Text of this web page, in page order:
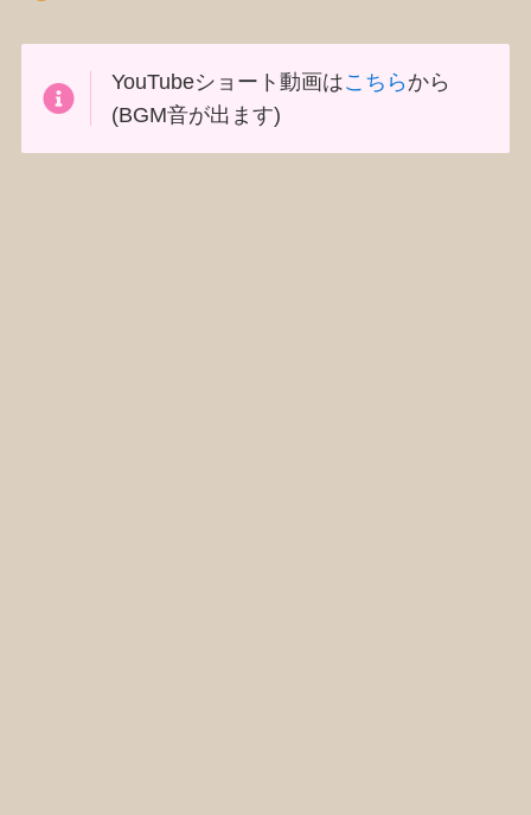
YouTubeショート動画はこちら から
(BGM音が出ます)